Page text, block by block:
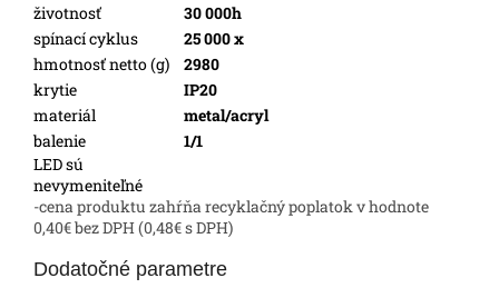
životnosť
30 000h
spínací cyklus
25 000 x
hmotnosť netto (g)
2980
krytie
IP20
materiál
metal/acryl
balenie
1/1
LED sú
nevymeniteľné
-cena produktu zahŕňa recyklačný poplatok v hodnote
0,40€ bez DPH (0,48€ s DPH)
Dodatočné parametre